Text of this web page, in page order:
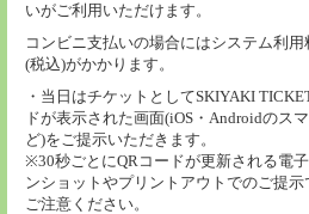
いがご利用いただけます。
コンビニ支払いの場合にはシステム利
(税込)がかかります。
・当日はチケットとしてSKIYAKI
ドが表示された画面(iOS・Androidのス
ど)をご提示いただきます。
※30秒ごとにQRコードが更新される電
ンショットやプリントアウトでのご提
ご注意ください。